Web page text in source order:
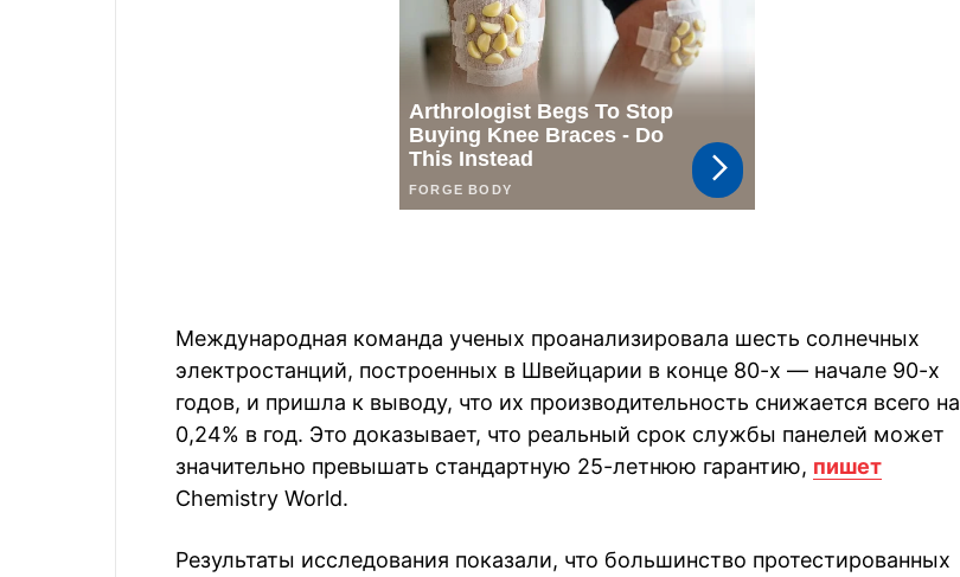
Международная команда ученых проанализировала шесть солнечных
электростанций, построенных в Швейцарии в конце 80-х — начале 90-х
годов, и пришла к выводу, что их производительность снижается всего на
0,24% в год. Это доказывает, что реальный срок службы панелей может
значительно превышать стандартную 25-летнюю гарантию, пишет
Chemistry World.
Результаты исследования показали, что большинство протестированных